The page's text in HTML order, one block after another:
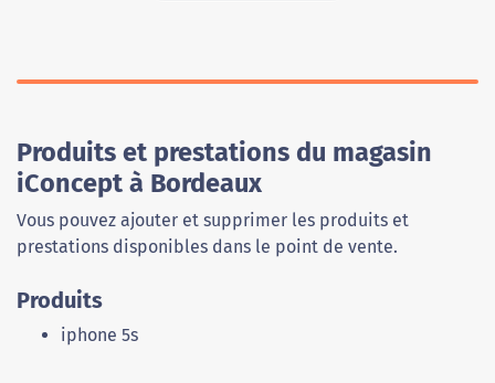
Produits et prestations du magasin
iConcept à Bordeaux
Vous pouvez ajouter et supprimer les produits et
prestations disponibles dans le point de vente.
Produits
iphone 5s